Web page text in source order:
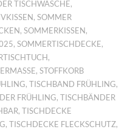
TISCHWÄSCHE,
,SOMMER
,SOMMERKISSEN ,
,SOMMERTISCHDECKE,
,
,STOFFKORB
,TISCHBAND FRÜHLING,
FRÜHLING,TISCHBÄNDER
,TISCHDECKE
,TISCHDECKE FLECKSCHUTZ,